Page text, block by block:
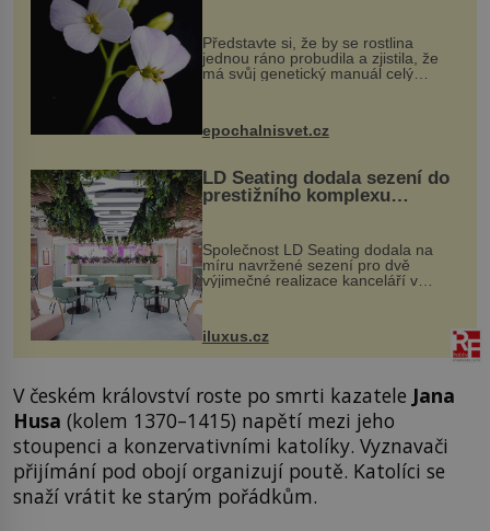
Představte si, že by se rostlina
jednou ráno probudila a zjistila, že
má svůj genetický manuál celý
vstupenka...
epochalnisvet.cz
LD Seating dodala sezení do
prestižního komplexu
MediaCityUK v Salfordu
Společnost LD Seating dodala na
míru navržené sezení pro dvě
výjimečné realizace kanceláří v
areálu MediaCityUK v anglickém
budov Media...
iluxus.cz
V českém království roste po smrti kazatele Jana
Husa (kolem 1370–1415) napětí mezi jeho
stoupenci a konzervativními katolíky. Vyznavači
přijímání pod obojí organizují poutě. Katolíci se
snaží vrátit ke starým pořádkům.